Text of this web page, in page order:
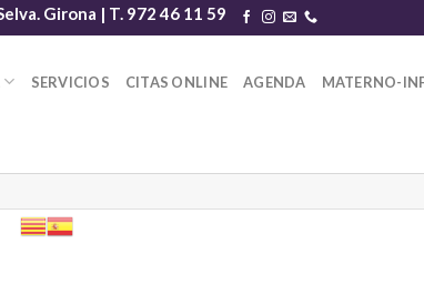
Girona | T. 972 46 11 59
SERVICIOS CITAS ONLINE AGENDA MATERNO-